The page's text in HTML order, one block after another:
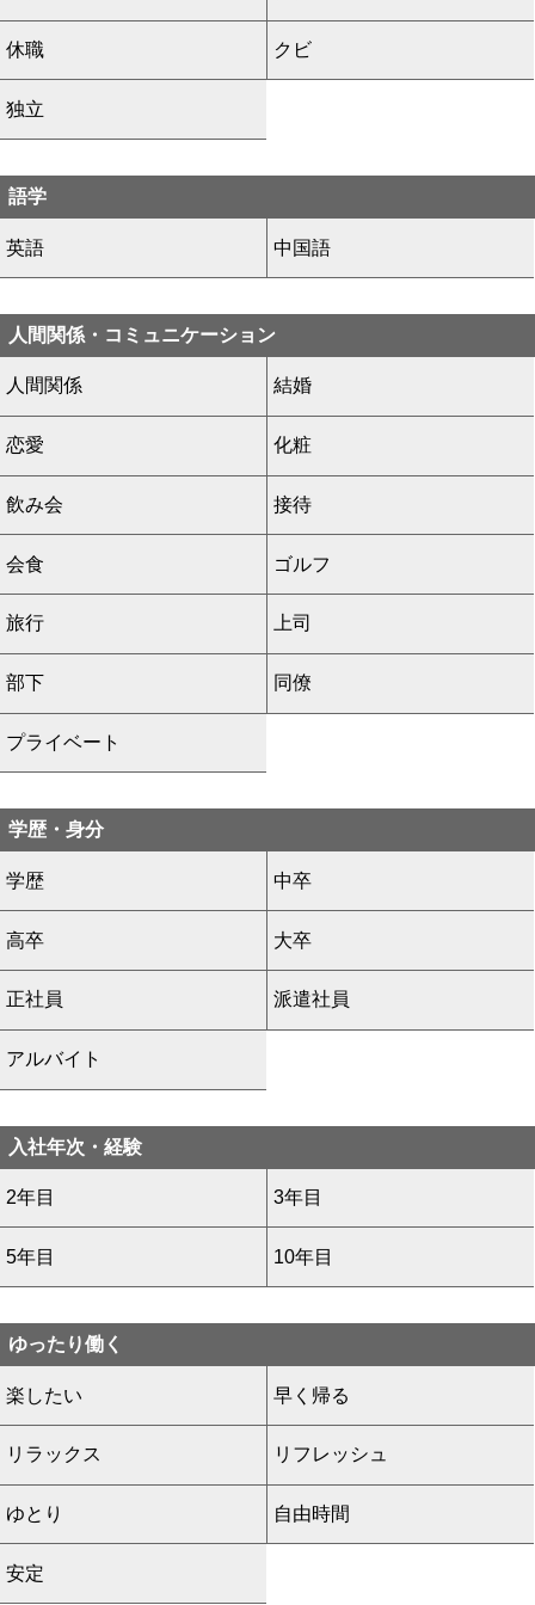
休職 クビ
独立
語学
英語 中国語
人間関係・コミュニケーション
人間関係 結婚
恋愛 化粧
飲み会 接待
会食 ゴルフ
旅行 上司
部下 同僚
プライベート
学歴・身分
学歴 中卒
高卒 大卒
正社員 派遣社員
アルバイト
入社年次・経験
2年目 3年目
5年目 10年目
ゆったり働く
楽したい 早く帰る
リラックス リフレッシュ
ゆとり 自由時間
安定